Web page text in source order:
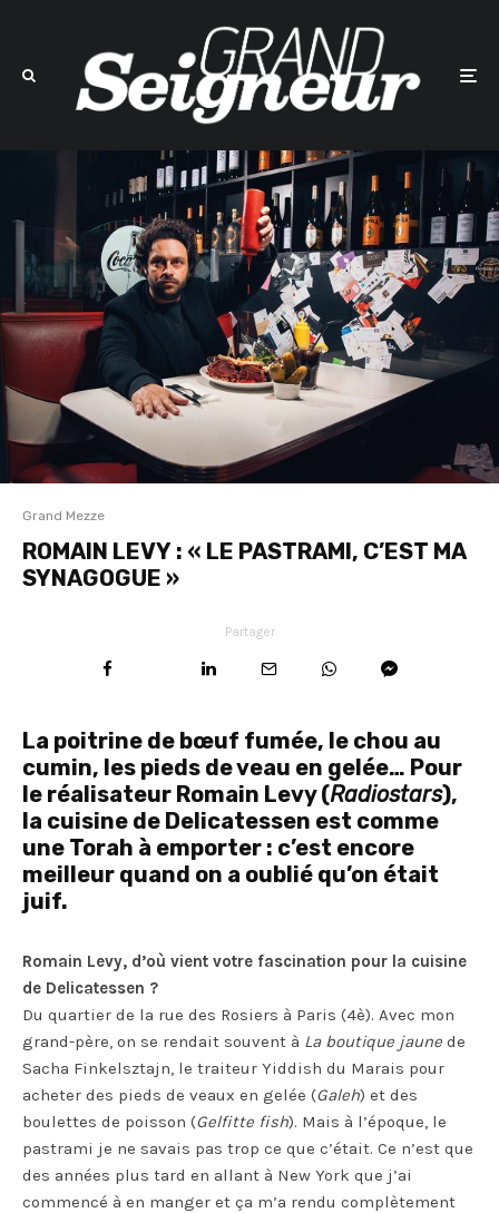
Grand Mezze
ROMAIN LEVY : « LE PASTRAMI, C’EST MA
SYNAGOGUE »
Partager
La poitrine de bœuf fumée, le chou au
cumin, les pieds de veau en gelée… Pour
le réalisateur Romain Levy (Radiostars),
la cuisine de Delicatessen est comme
une Torah à emporter : c’est encore
meilleur quand on a oublié qu’on était
juif.
Romain Levy, d’où vient votre fascination pour la cuisine
de Delicatessen ?
Du quartier de la rue des Rosiers à Paris (4è). Avec mon
grand-père, on se rendait souvent à La boutique jaune de
Sacha Finkelsztajn, le traiteur Yiddish du Marais pour
acheter des pieds de veaux en gelée (Galeh) et des
boulettes de poisson (Gelfitte fish). Mais à l’époque, le
pastrami je ne savais pas trop ce que c’était. Ce n’est que
des années plus tard en allant à New York que j’ai
commencé à en manger et ça m’a rendu complètement